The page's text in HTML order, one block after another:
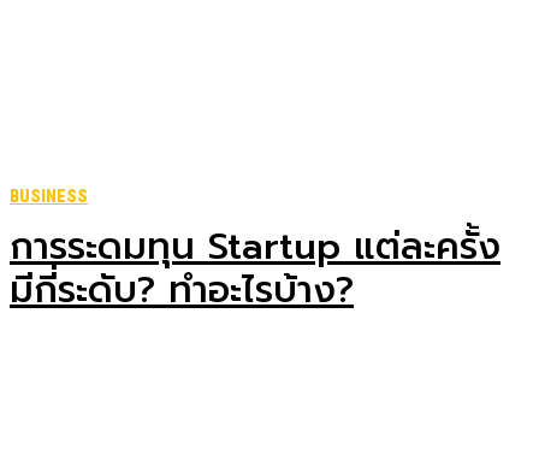
BUSINESS
การระดมทุน Startup แต่ละครั้ง
มีกี่ระดับ?​ ทำอะไรบ้าง?